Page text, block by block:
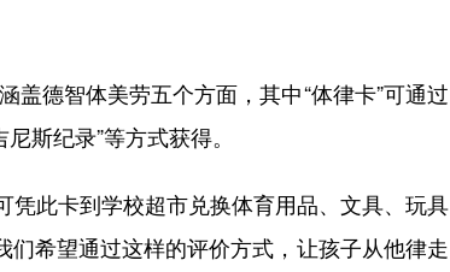
德智体美劳五个方面，其中“体律卡”可通过
斯纪录”等方式获得。
此卡到学校超市兑换体育用品、文具、玩具
希望通过这样的评价方式，让孩子从他律走